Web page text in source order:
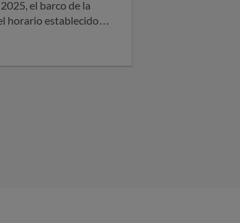
horario establecido.